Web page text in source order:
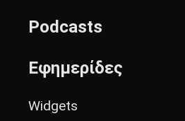
Podcasts
Εφημερίδες
Widgets